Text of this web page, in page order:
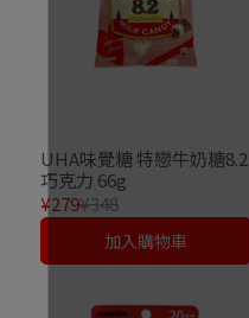
UHA味覺糖 特戀牛奶糖8.2
巧克力 66g
¥279¥348
加入購物車